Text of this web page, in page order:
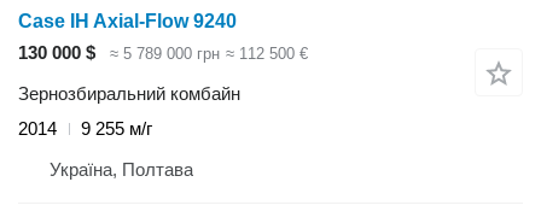
Case IH Axial-Flow 9240
130 000 $
≈ 5 789 000 грн ≈ 112 500 €
Зернозбиральний комбайн
2014
9 255 м/г
Україна, Полтава